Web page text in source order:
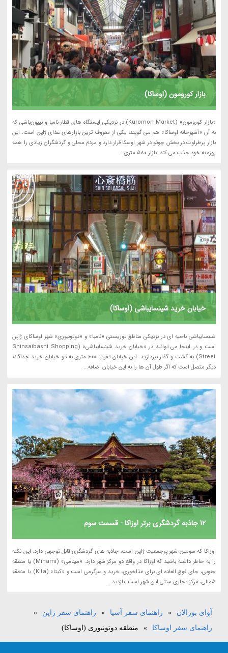
بازار کورومون (اوساکا)
«بازار کورومون» (Kuromon Market) در نزدیکی ایستگاه های قطار نامبا و نیپون‌باشی که
به آن «آشپزخانه اوساکا» هم می گویند، یکی از معروف ترین بازارهای غذای ژاپن است. این
بازار پرطراوت در بخش چوئو در شهر اوسکا قرار دارد و مردم محلی و گردشگران زیادی را همه
روزه به خود جذب می کند. بازار 580 متری...
خیابان خرید شینسایباشی (اوساکا)
شینسایباشی ناحیه ای در نزدیکی مناطق توریستی «نامبا» و «دوتونبوری» شهر اوساکای ژاپن
است و در اینجا می توانید در «خیابان خرید شینسایباشی» (Shinsaibashi Shopping
Street) به گشت و گذار بپردازید. این خیابان تقریبا 600 متری به دو خیابان خرید جداگانه
دیگر متصل است که اگر طول آن ها را به این خیابان اضافه...
12 جاذبه گردشگری برتر اوزاکا - قسمت سوم
اوزاکا که سومین شهر پرجمعیت ژاپن است، جاذبه های گردشگری قابل توجهی دارد. این نکته
را به خاطر داشته باشید که اوزاکا در واقع دو مرکز شهر دارد. «مینامی» (Minami) یا منطقه
جنوبی، جای فوق العاده ای برای غذاخوری، خرید و سرگرمی است و «کیتا» (Kita) یا منطقه
شمالی، مرکز تجاری سنتی این شهر است. بازدید...
آوای بورالان » راهنمای سفر آسیا » راهنمای سفر ژاپن
»
راهنمای سفر اوساکا
» منطقه دوتونبوری (اوساکا)